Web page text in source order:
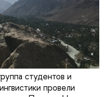
студентов и
провели